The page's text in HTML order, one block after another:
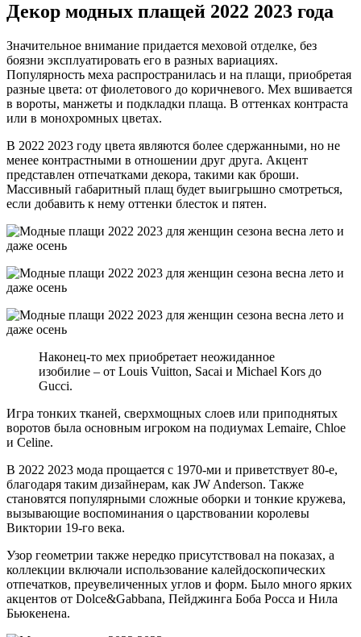
Декор модных плащей 2022 2023 года
Значительное внимание придается меховой отделке, без
боязни эксплуатировать его в разных вариациях.
Популярность меха распространилась и на плащи, приобретая
разные цвета: от фиолетового до коричневого. Мех вшивается
в вороты, манжеты и подкладки плаща. В оттенках контраста
или в монохромных цветах.
В 2022 2023 году цвета являются более сдержанными, но не
менее контрастными в отношении друг друга. Акцент
представлен отпечатками декора, такими как броши.
Массивный габаритный плащ будет выигрышно смотреться,
если добавить к нему оттенки блесток и пятен.
Наконец-то мех приобретает неожиданное
изобилие – от Louis Vuitton, Sacai и Michael Kors до
Gucci.
Игра тонких тканей, сверхмощных слоев или приподнятых
воротов была основным игроком на подиумах Lemaire, Chloe
и Celine.
В 2022 2023 мода прощается с 1970-ми и приветствует 80-е,
благодаря таким дизайнерам, как JW Anderson. Также
становятся популярными сложные оборки и тонкие кружева,
вызывающие воспоминания о царствовании королевы
Виктории 19-го века.
Узор геометрии также нередко присутствовал на показах, а
коллекции включали использование калейдоскопических
отпечатков, преувеличенных углов и форм. Было много ярких
акцентов от Dolce&Gabbana, Пейджинга Боба Росса и Нила
Бьюкенена.